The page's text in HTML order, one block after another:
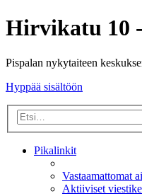
Hirvikatu 10
Pispalan nykytaiteen
Hyppää sisältöön
Pikalinkit
Vastaamattomat
Aktiiviset